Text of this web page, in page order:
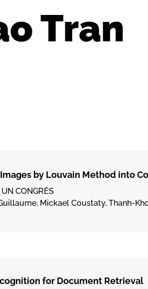
Tran
by Louvain Method into
CONGRÈS
Mickael Coustaty, Thanh-
for Document Retrieval